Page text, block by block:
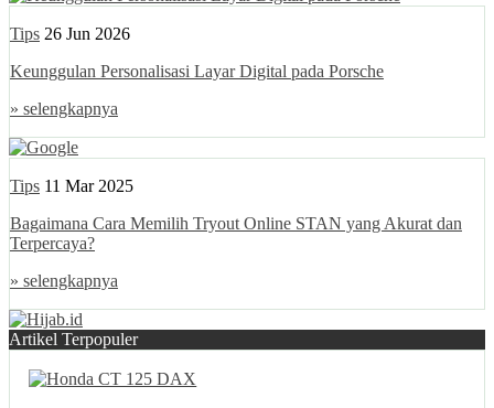
Tips 26 Jun 2026
Keunggulan Personalisasi Layar Digital pada Porsche
» selengkapnya
Tips 11 Mar 2025
Bagaimana Cara Memilih Tryout Online STAN yang Akurat dan
Terpercaya?
» selengkapnya
Artikel Terpopuler